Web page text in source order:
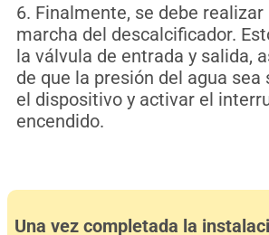
6. Finalmente, se debe
marcha del descalcificador.
la válvula de entrada y salida,
de que la presión del agua sea
el dispositivo y activar el
encendido.
Una vez completada la